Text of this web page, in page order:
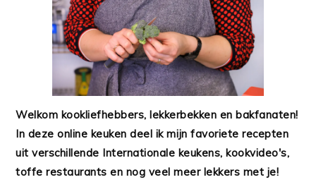
Welkom kookliefhebbers, lekkerbekken en bakfanaten!
In deze online keuken deel ik mijn favoriete recepten
uit verschillende Internationale keukens, kookvideo's,
toffe restaurants en nog veel meer lekkers met je!